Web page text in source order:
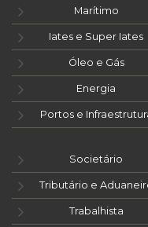
Marítimo
Iates e Super Iates
Óleo e Gás
Energia
Portos e
Societário
Tributário e
Trabalhista